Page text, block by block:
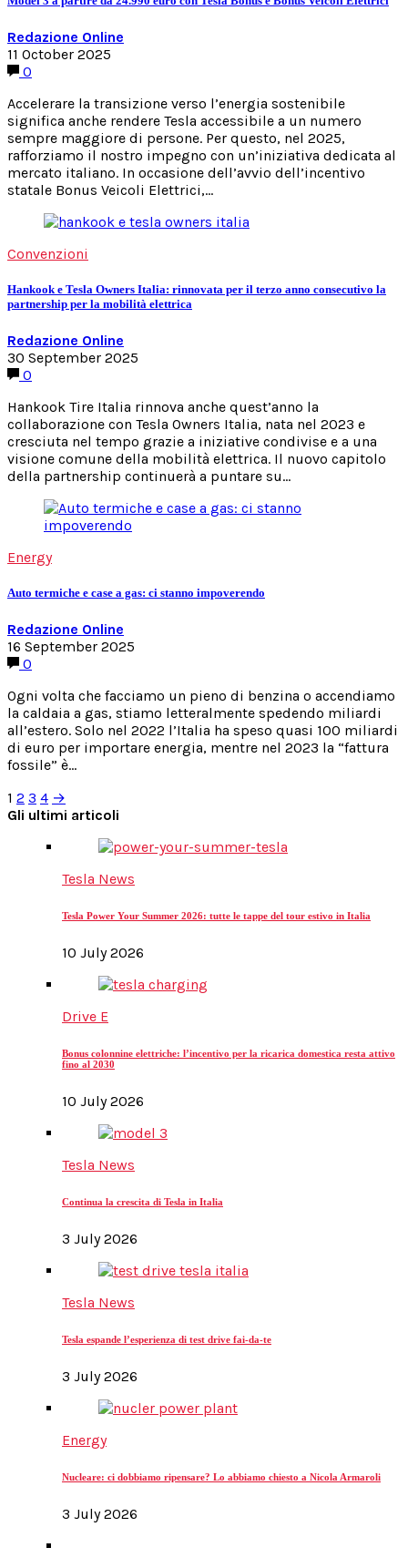
Redazione Online
11 October 2025
0
Accelerare la transizione verso l’energia sostenibile
significa anche rendere Tesla accessibile a un numero
sempre maggiore di persone. Per questo, nel 2025,
rafforziamo il nostro impegno con un’iniziativa dedicata al
mercato italiano. In occasione dell’avvio dell’incentivo
statale Bonus Veicoli Elettrici,…
Convenzioni
Hankook e Tesla Owners Italia: rinnovata per il terzo anno consecutivo la
partnership per la mobilità elettrica
Redazione Online
30 September 2025
0
Hankook Tire Italia rinnova anche quest’anno la
collaborazione con Tesla Owners Italia, nata nel 2023 e
cresciuta nel tempo grazie a iniziative condivise e a una
visione comune della mobilità elettrica. Il nuovo capitolo
della partnership continuerà a puntare su…
Energy
Auto termiche e case a gas: ci stanno impoverendo
Redazione Online
16 September 2025
0
Ogni volta che facciamo un pieno di benzina o accendiamo
la caldaia a gas, stiamo letteralmente spedendo miliardi
all’estero. Solo nel 2022 l’Italia ha speso quasi 100 miliardi
di euro per importare energia, mentre nel 2023 la “fattura
fossile” è…
Posts
pagination
1 2 3 4 →
Gli ultimi articoli
Tesla News
Tesla Power Your Summer 2026: tutte le tappe del tour estivo in Italia
10 July 2026
Drive E
Bonus colonnine elettriche: l’incentivo per la ricarica domestica resta attivo
fino al 2030
10 July 2026
Tesla News
Continua la crescita di Tesla in Italia
3 July 2026
Tesla News
Tesla espande l’esperienza di test drive fai-da-te
3 July 2026
Energy
Nucleare: ci dobbiamo ripensare? Lo abbiamo chiesto a Nicola Armaroli
3 July 2026